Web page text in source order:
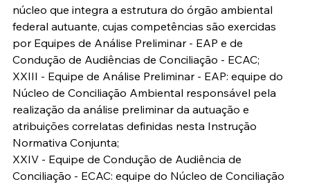
núcleo que integra a estrutura do órgão ambiental
federal autuante, cujas competências são exercidas
por Equipes de Análise Preliminar - EAP e de
Condução de Audiências de Conciliação - ECAC;
XXIII - Equipe de Análise Preliminar - EAP: equipe do
Núcleo de Conciliação Ambiental responsável pela
realização da análise preliminar da autuação e
atribuições correlatas definidas nesta Instrução
Normativa Conjunta;
XXIV - Equipe de Condução de Audiência de
Conciliação - ECAC: equipe do Núcleo de Conciliação